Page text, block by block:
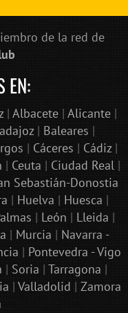
de la red de
EN:
| Albacete| Alicante|
| Baleares |
| Cáceres | Cádiz|
| Ceuta | Ciudad Real|
Sebastián-Donostia
| Huelva | Huesca |
| León | Lleida |
| Murcia | Navarra -
| Pontevedra - Vigo
| Soria | Tarragona |
| Valladolid | Zamora